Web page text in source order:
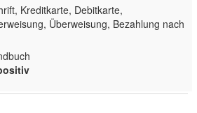
Kreditkarte, Debitkarte,
Überweisung, Bezahlung nach